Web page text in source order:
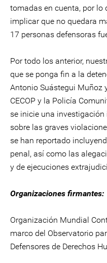
tomadas en cuenta, por lo
implicar que no quedara
17 personas defensoras
Por todo los anterior,
que se ponga fin a la
Antonio Suástegui Muñoz
CECOP y la Policía
se inicie una
sobre las graves
se han reportado
penal, así como las
y de ejecuciones
Organizaciones firmantes:
Organización Mundial
marco del Observatorio
Defensores de Derechos